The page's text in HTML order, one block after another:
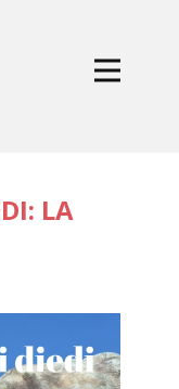
LA